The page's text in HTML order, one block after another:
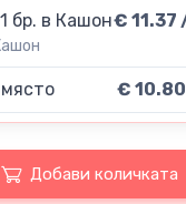
бр. в Кашон€ 11.37
€
Добави количката